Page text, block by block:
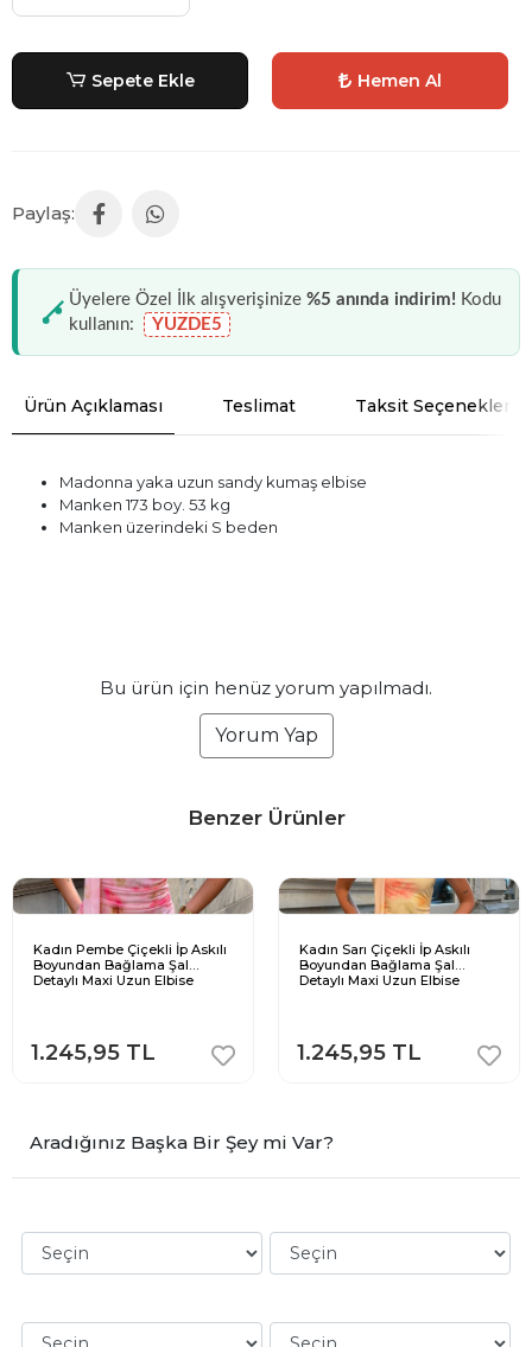
Sepete Ekle Hemen Al
Üyelere Özel İlk alışverişinize %5 anında indirim! Kodu
kullanın:
YUZDE5
Ürün Açıklaması Teslimat Taksit Seçenekleri
Madonna yaka uzun sandy kumaş elbise
Manken 173 boy. 53 kg
Manken üzerindeki S beden
Bu ürün için henüz yorum yapılmadı.
Yorum Yap
Benzer Ürünler
Kadın Pembe Çiçekli İp Askılı
Boyundan Bağlama Şal
Detaylı Maxi Uzun Elbise
1.245,95 TL
Kadın Sarı Çiçekli İp Askılı
Boyundan Bağlama Şal
Detaylı Maxi Uzun Elbise
1.245,95 TL
Aradığınız Başka Bir Şey mi Var?